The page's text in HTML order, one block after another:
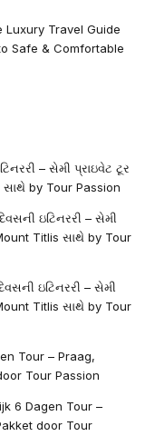
Luxury Travel Guide
Safe & Comfortable
– સેમી પ્રાઇવેટ ટૂર
by Tour Passion
ઇટિનરરી – સેમી
Titlis સાથે by Tour
ઇટિનરરી – સેમી
Titlis સાથે by Tour
Tour – Praag,
Tour Passion
6 Dagen Tour –
door Tour